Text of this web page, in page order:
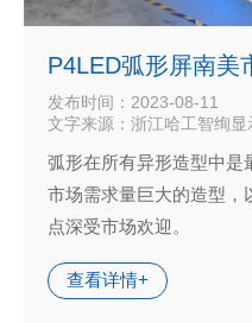
P4LED弧形屏南美
发布时间：2023-08-11
文字来源：浙江哈工智绚显
弧形在所有异形造型中是
市场需求量巨大的造型，
点深受市场欢迎。
查看详情+